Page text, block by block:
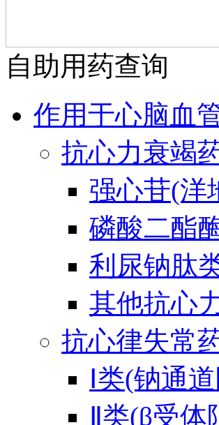
自助用药查询
作用于心脑血
抗心力衰竭
强心苷(洋
磷酸二酯
利尿钠肽
其他抗心
抗心律失常
Ⅰ类(钠通
Ⅱ类(β受体